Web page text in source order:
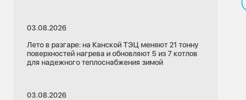
03.08.2026
Лето в разгаре: на Канской ТЭЦ меняют 21 тонну
поверхностей нагрева и обновляют 5 из 7 котлов
для надежного теплоснабжения зимой
03.08.2026